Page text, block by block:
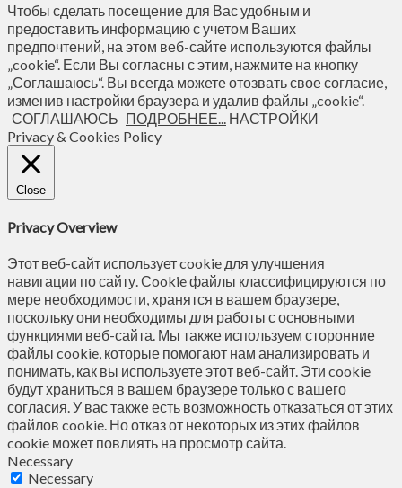
Чтобы сделать посещение для Вас удобным и
предоставить информацию с учетом Ваших
предпочтений, на этом веб-сайте используются файлы
„cookie“. Если Вы согласны с этим, нажмите на кнопку
„Соглашаюсь“. Вы всегда можете отозвать свое согласие,
изменив настройки браузера и удалив файлы „cookie“.
СОГЛАШАЮСЬ ПОДРОБНЕЕ...
НАСТРОЙКИ
Privacy & Cookies Policy
Close
Privacy Overview
Этот веб-сайт использует cookie для улучшения
навигации по сайту. Сookie файлы классифицируются по
мере необходимости, хранятся в вашем браузере,
поскольку они необходимы для работы с основными
функциями веб-сайта. Мы также используем сторонние
файлы cookie, которые помогают нам анализировать и
понимать, как вы используете этот веб-сайт. Эти cookie
будут храниться в вашем браузере только с вашего
согласия. У вас также есть возможность отказаться от этих
файлов cookie. Но отказ от некоторых из этих файлов
cookie может повлиять на просмотр сайта.
Necessary
Necessary